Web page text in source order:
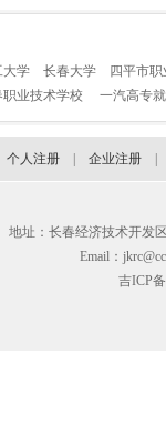
大学 长春大学
四平市
职业技术学校 一汽高专
个人注册 企业注册
地址：长春经济技术开发
Email：
吉ICP